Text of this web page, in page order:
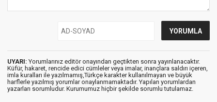
UYARI: Yorumlarınız editör onayından geçtikten sonra yayınlanacaktır.
Küfür, hakaret, rencide edici cümleler veya imalar, inançlara saldırı içeren,
imla kuralları ile yazılmamış,Türkçe karakter kullanılmayan ve büyük
harflerle yazılmış yorumlar onaylanmamaktadır. Yapılan yorumlardan
yazarları sorumludur. Kurumumuz hiçbir şekilde sorumlu tutulamaz.